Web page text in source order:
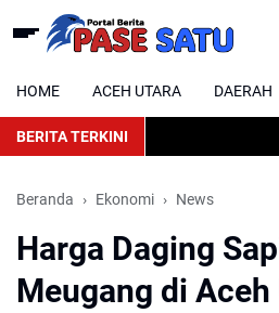
HOME ACEH UTARA DAERAH
BERITA TERKINI
Beranda Ekonomi News
Harga Daging
Meugang di Aceh